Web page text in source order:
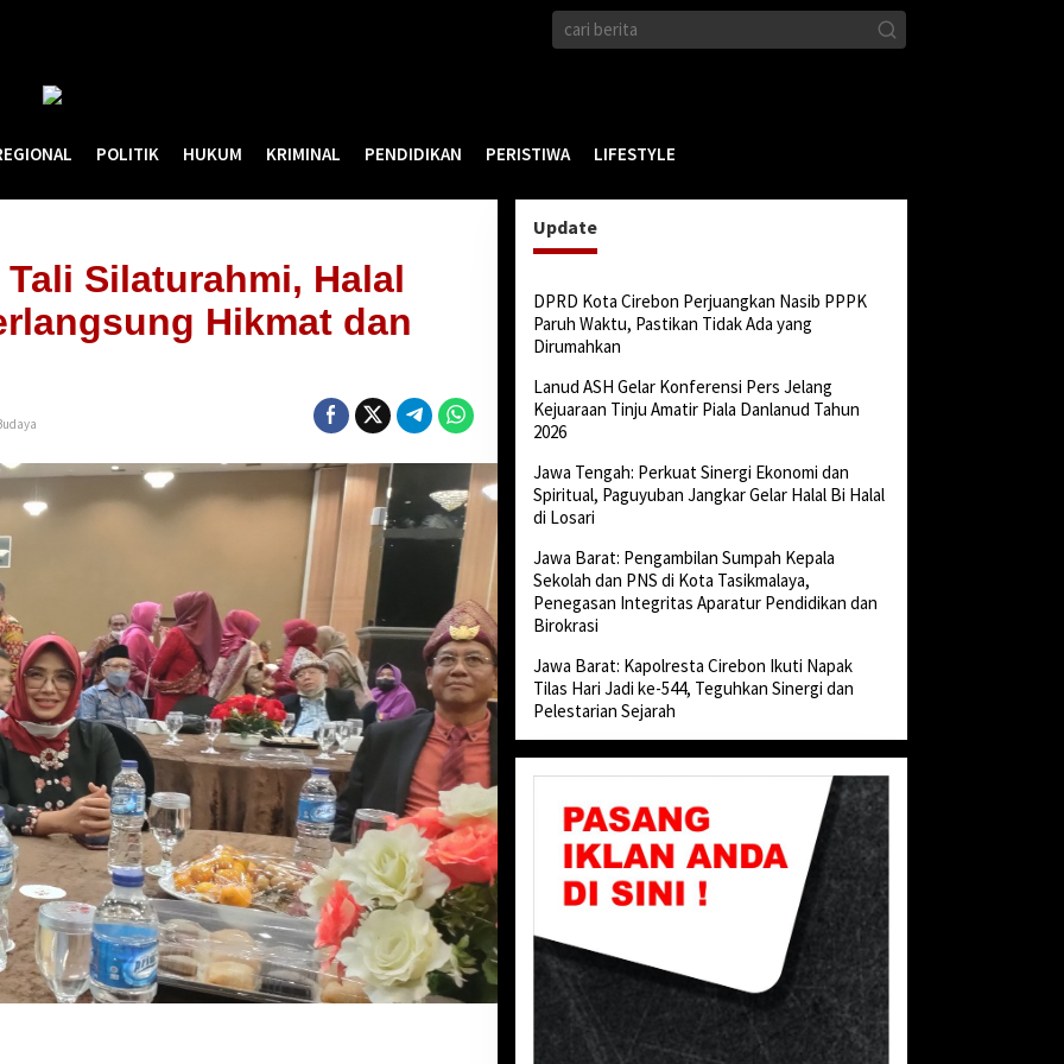
POLITIK HUKUM KRIMINAL PENDIDIKAN PERISTIWA LIFESTYLE
Silaturahmi, Halal
Hikmat dan
Update
DPRD Kota Cirebon Perjuangkan Nasib PPPK
Paruh Waktu, Pastikan Tidak Ada yang
Dirumahkan
Lanud ASH Gelar Konferensi Pers Jelang
Kejuaraan Tinju Amatir Piala Danlanud Tahun
2026
Jawa Tengah: Perkuat Sinergi Ekonomi dan
Spiritual, Paguyuban Jangkar Gelar Halal Bi Halal
di Losari
Jawa Barat: Pengambilan Sumpah Kepala
Sekolah dan PNS di Kota Tasikmalaya,
Penegasan Integritas Aparatur Pendidikan dan
Birokrasi
Jawa Barat: Kapolresta Cirebon Ikuti Napak
Tilas Hari Jadi ke-544, Teguhkan Sinergi dan
Pelestarian Sejarah